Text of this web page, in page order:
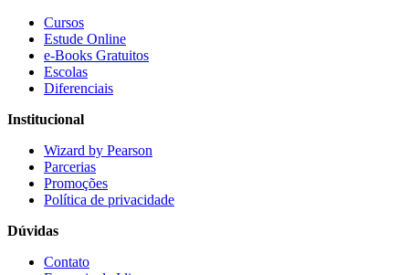
Cursos
Estude Online
e-Books Gratuitos
Escolas
Diferenciais
Institucional
Wizard by Pearson
Parcerias
Promoções
Política de privacidade
Dúvidas
Contato